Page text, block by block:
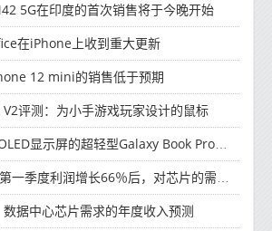
5G在印度的首次销售将于今晚开始
在iPhone上收到重大更新
12 mini的销售低于预期
评测：为小手游戏玩家设计的鼠标
的超轻型Galaxy Book Pro和Galaxy Book Pro 360笔记本电脑
季度利润增长66％后，对芯片的需求将增强
据中心芯片需求的年度收入预测